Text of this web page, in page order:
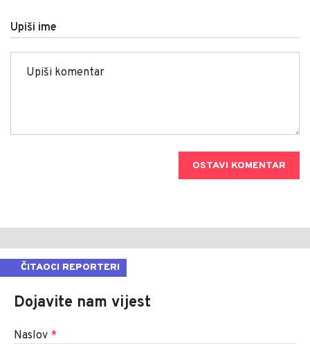
Upiši ime
OSTAVI KOMENTAR
ČITAOCI REPORTERI
Dojavite nam vijest
Naslov *